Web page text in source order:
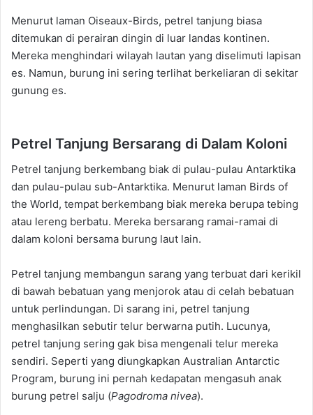
Menurut laman Oiseaux-Birds, petrel tanjung biasa
ditemukan di perairan dingin di luar landas kontinen.
Mereka menghindari wilayah lautan yang diselimuti lapisan
es. Namun, burung ini sering terlihat berkeliaran di sekitar
gunung es.
Petrel Tanjung Bersarang di Dalam Koloni
Petrel tanjung berkembang biak di pulau-pulau Antarktika
dan pulau-pulau sub-Antarktika. Menurut laman Birds of
the World, tempat berkembang biak mereka berupa tebing
atau lereng berbatu. Mereka bersarang ramai-ramai di
dalam koloni bersama burung laut lain.
Petrel tanjung membangun sarang yang terbuat dari kerikil
di bawah bebatuan yang menjorok atau di celah bebatuan
untuk perlindungan. Di sarang ini, petrel tanjung
menghasilkan sebutir telur berwarna putih. Lucunya,
petrel tanjung sering gak bisa mengenali telur mereka
sendiri. Seperti yang diungkapkan Australian Antarctic
Program, burung ini pernah kedapatan mengasuh anak
burung petrel salju (Pagodroma nivea).